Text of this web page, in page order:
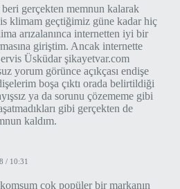
beri gerçekten memnun kalarak
klimam geçtiğimiz güne kadar hiç
arızalanınca internetten iyi bir
giriştim. Ancak internette
Üsküdar şikayetvar.com
yorum görünce açıkçası endişe
boşa çıktı orada belirtildiği
ya da sorunu çözememe gibi
gibi gerçekten de
kaldım.
/ 10:31
çok popüler bir markanın